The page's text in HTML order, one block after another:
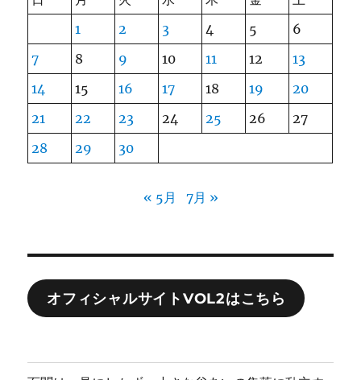
1
2 3 4 5
6
7
8 9 10 11 12
13
14
15 16 17 18 19
20
21
22 23 24 25 26
27
28
29 30
« 5月 7月 »
オフィシャルサイトVOL2はこちら